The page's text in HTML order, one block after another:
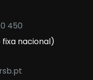
450
nacional)